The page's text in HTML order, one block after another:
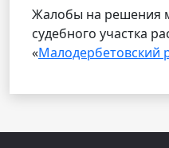
Жалобы на решения
судебного участка
«Малодербетовский